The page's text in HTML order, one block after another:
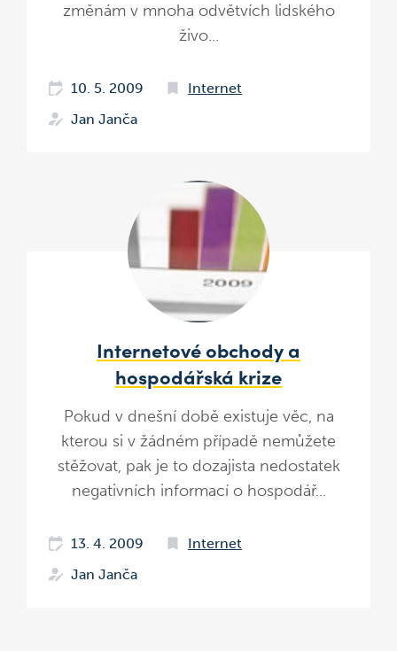
změnám v mnoha odvětvích lidského
živo...
10. 5. 2009
Internet
Jan Janča
Internetové obchody a
hospodářská krize
Pokud v dnešní době existuje věc, na
kterou si v žádném případě nemůžete
stěžovat, pak je to dozajista nedostatek
negativních informací o hospodář...
13. 4. 2009
Internet
Jan Janča